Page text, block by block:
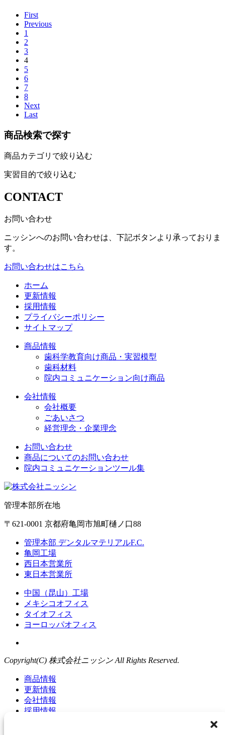
First
Previous
1
2
3
4
5
6
7
8
Next
Last
商品検索で探す
商品カテゴリで絞り込む
実習目的で絞り込む
CONTACT
お問い合わせ
ニッシンへのお問い合わせは、下記ボタンより承っておりま
す。
お問い合わせはこちら
ホーム
更新情報
採用情報
プライバシーポリシー
サイトマップ
商品情報
歯科学教育向け商品・実習模型
歯科材料
院内コミュニケーション向け商品
会社情報
会社概要
ごあいさつ
経営理念・企業理念
お問い合わせ
商品についてのお問い合わせ
院内コミュニケーションツール集
管理本部所在地
〒621-0001 京都府亀岡市旭町樋ノ口88
管理本部 デンタルマテリアルF.C.
亀岡工場
西日本営業所
東日本営業所
中国（昆山）工場
メキシコオフィス
タイオフィス
ヨーロッパオフィス
Copyright(C) 株式会社ニッシン All Rights Reserved.
商品情報
更新情報
会社情報
採用情報